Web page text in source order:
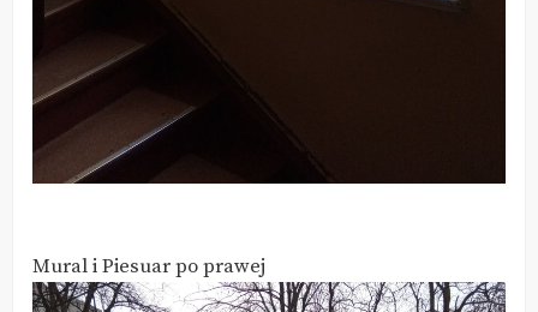
Mural i Piesuar po prawej